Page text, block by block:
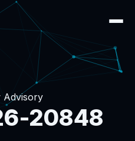
Advisory
20848